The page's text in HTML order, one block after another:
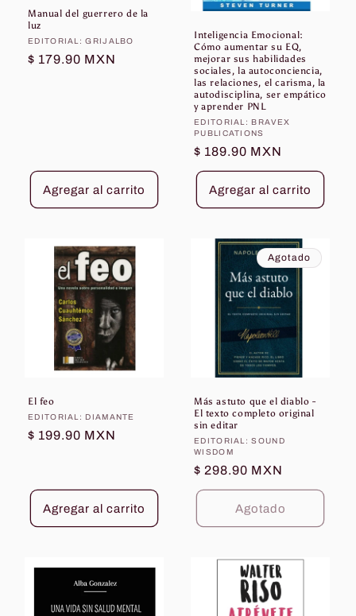
Manual del guerrero de la
luz
Proveedor:
EDITORIAL: GRIJALBO
Precio
$ 179.90 MXN
Agregar al carrito
Inteligencia Emocional:
Cómo aumentar su EQ,
mejorar sus habilidades
sociales, la autoconciencia,
las relaciones, el carisma, la
autodisciplina, ser empático
y aprender PNL
Proveedor:
EDITORIAL: BRAVEX
PUBLICATIONS
Precio
habitual
$ 189.90 MXN
Agregar al carrito
El feo
Proveedor:
EDITORIAL: DIAMANTE
Precio
$ 199.90 MXN
Agregar al carrito
Agotado
Más astuto que el diablo -
El texto completo original
sin editar
Proveedor:
EDITORIAL: SOUND
WISDOM
Precio
habitual
$ 298.90 MXN
Agotado